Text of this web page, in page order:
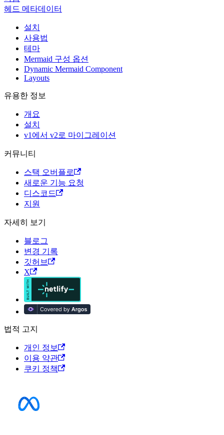
헤드 메타데이터
설치
사용법
테마
Mermaid 구성 옵션
Dynamic Mermaid Component
Layouts
유용한 정보
개요
설치
v1에서 v2로 마이그레이션
커뮤니티
스택 오버플로
새로운 기능 요청
디스코드
지원
자세히 보기
블로그
변경 기록
깃허브
X
법적 고지
개인 정보
이용 약관
쿠키 정책